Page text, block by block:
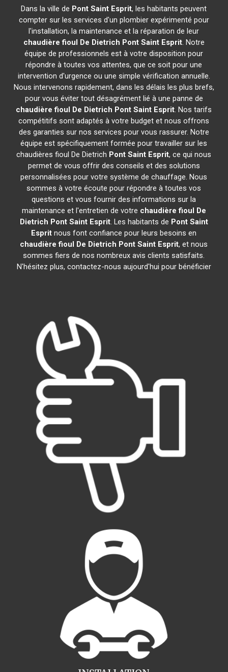
Dans la ville de Pont Saint Esprit, les habitants peuvent
compter sur les services d'un plombier expérimenté pour
l'installation, la maintenance et la réparation de leur
chaudière fioul De Dietrich Pont Saint Esprit. Notre
équipe de professionnels est à votre disposition pour
répondre à toutes vos attentes, que ce soit pour une
intervention d'urgence ou une simple vérification annuelle.
Nous intervenons rapidement, dans les délais les plus brefs,
pour vous éviter tout désagrément lié à une panne de
chaudière fioul De Dietrich Pont Saint Esprit. Nos tarifs
compétitifs sont adaptés à votre budget et nous offrons
des garanties sur nos services pour vous rassurer. Notre
équipe est spécifiquement formée pour travailler sur les
chaudières fioul De Dietrich Pont Saint Esprit, ce qui nous
permet de vous offrir des conseils et des solutions
personnalisées pour votre système de chauffage. Nous
sommes à votre écoute pour répondre à toutes vos
questions et vous fournir des informations sur la
maintenance et l'entretien de votre chaudière fioul De
Dietrich Pont Saint Esprit. Les habitants de Pont Saint
Esprit nous font confiance pour leurs besoins en
chaudière fioul De Dietrich Pont Saint Esprit, et nous
sommes fiers de nos nombreux avis clients satisfaits.
N'hésitez plus, contactez-nous aujourd'hui pour bénéficier